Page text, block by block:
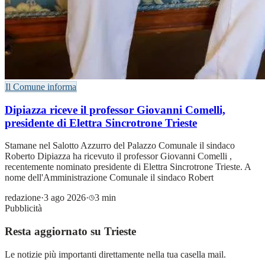
Il Comune informa
Dipiazza riceve il professor Giovanni Comelli,
presidente di Elettra Sincrotrone Trieste
Stamane nel Salotto Azzurro del Palazzo Comunale il sindaco
Roberto Dipiazza ha ricevuto il professor Giovanni Comelli ,
recentemente nominato presidente di Elettra Sincrotrone Trieste. A
nome dell'Amministrazione Comunale il sindaco Robert
redazione·3 ago 2026·
3 min
Pubblicità
Resta aggiornato su Trieste
Le notizie più importanti direttamente nella tua casella mail.